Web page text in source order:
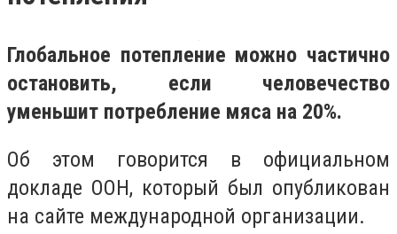
Глобальное потепление можно частично
остановить, если человечество
уменьшит потребление мяса на 20%.
Об этом говорится в официальном
докладе ООН, который был опубликован
на сайте международной организации.